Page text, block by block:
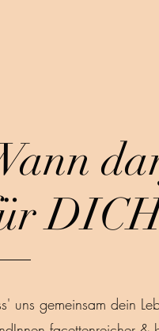
uns gemeinsam dein